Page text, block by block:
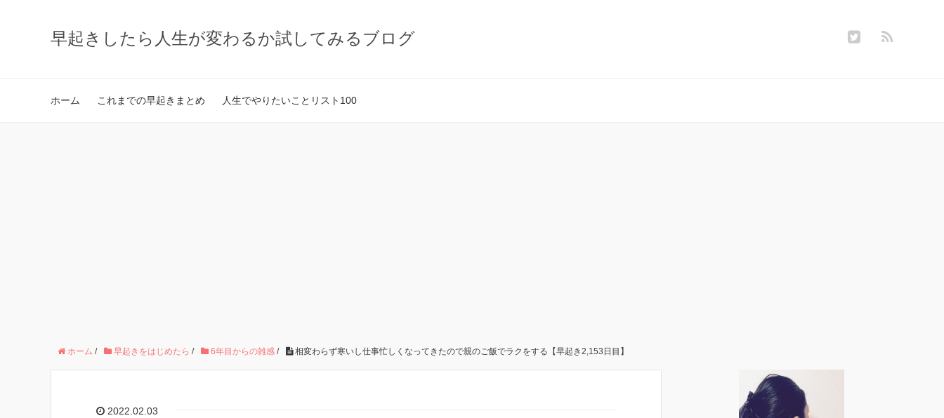
早起きしたら人生が変わるか試してみるブログ
ホーム これまでの早起きまとめ 人生でやりたいことリスト100
ホーム / 早起きをはじめたら / 6年目からの雑感 / 相変わらず寒いし仕事忙しくなってきたので親のご飯でラクをする【早起き2,153日目】
2022.02.03